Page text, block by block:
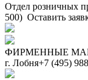
Отдел розничных
500) Оставить
ФИРМЕННЫЕ
г. Лобня+7 (495)